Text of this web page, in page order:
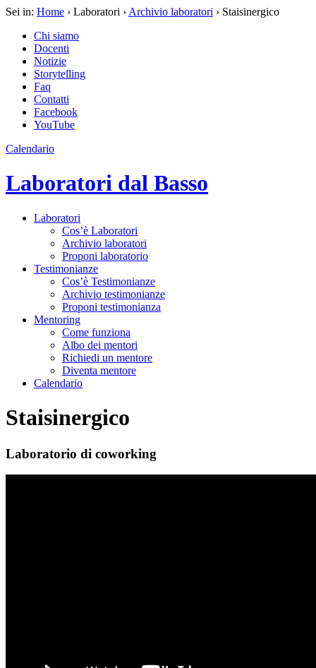
Sei in: Home › Laboratori › Archivio laboratori › Staisinergico
Chi siamo
Docenti
Notizie
Storytelling
Faq
Contatti
Facebook
YouTube
Calendario
Laboratori dal Basso
Laboratori
Cos’è Laboratori
Archivio laboratori
Proponi laboratorio
Testimonianze
Cos’è Testimonianze
Archivio testimonianze
Proponi testimonianza
Mentoring
Come funziona
Albo dei mentori
Richiedi un mentore
Diventa mentore
Calendario
Staisinergico
Laboratorio di coworking